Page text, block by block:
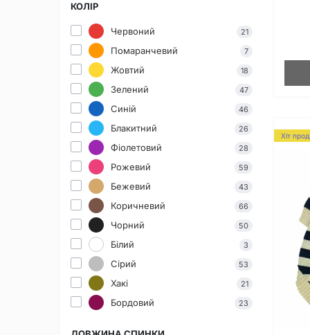
КОЛІР
Червоний 21
Помаранчевий 7
Жовтий 18
Зелений 47
Синій 46
Блакитний 26
Фіолетовий 28
Рожевий 59
Бежевий 43
Коричневий 66
Чорний 50
Білий 3
Сірий 53
Хакі 21
Бордовий 23
Хіт